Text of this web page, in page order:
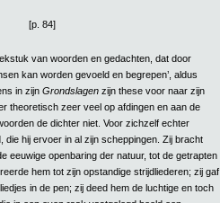
[p. 84]
van woorden en gedachten, dat door
kan worden gevoeld en begrepen’, aldus
in zijn Grondslagenzijn these voor naar zijn
theoretisch zeer veel op afdingen en aan de
de dichter niet. Voor zichzelf echter
die hij ervoer in al zijn scheppingen. Zij bracht
eeuwige openbaring der natuur, tot de getrapten
hem tot zijn opstandige strijdliederen; zij gaf
in de pen; zij deed hem de luchtige en toch